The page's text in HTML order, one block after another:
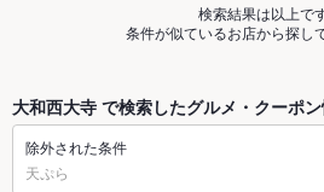
検索結果は以上です
条件が似ているお店から探し
大和西大寺 で検索したグルメ・クーポ
除外された条件
天ぷら